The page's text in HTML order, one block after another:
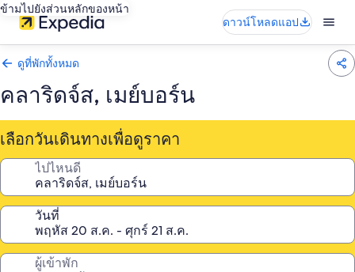
ข้ามไปยังส่วนหลักของหน้า
ดาวน์โหลดแอป
ดูที่พักทั้งหมด
คลาริดจ์ส, เมย์บอร์น
เลือกวันเดินทางเพื่อดูราคา
ไปไหนดี
วันที่
ผู้เข้าพัก